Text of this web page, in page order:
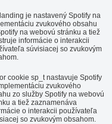
je nastavený Spotify na
zvukového obsahu
na webovú stránku a tiež
informácie o interakcii
súvisiacej so zvukovým
cookie sp_t nastavuje Spotify
zvukového
zo služby Spotify na webovú
a tiež zaznamenáva
o interakcii používateľa
so zvukovým obsahom.